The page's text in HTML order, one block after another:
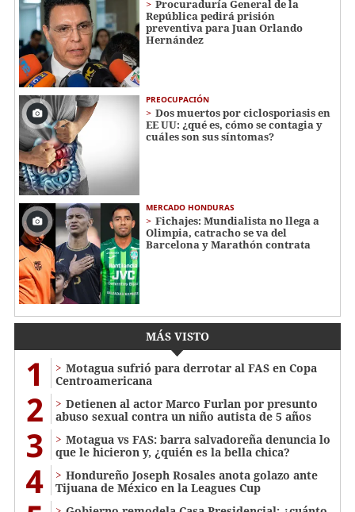
Procuraduría General de la
República pedirá prisión
preventiva para Juan Orlando
Hernández
PREOCUPACIÓN
Dos muertos por ciclosporiasis en
EE UU: ¿qué es, cómo se contagia y
cuáles son sus síntomas?
MERCADO HONDURAS
Fichajes: Mundialista no llega a
Olimpia, catracho se va del
Barcelona y Marathón contrata
MÁS VISTO
1
Motagua sufrió para derrotar al FAS en Copa
Centroamericana
2
Detienen al actor Marco Furlan por presunto
abuso sexual contra un niño autista de 5 años
3
Motagua vs FAS: barra salvadoreña denuncia lo
que le hicieron y, ¿quién es la bella chica?
4
Hondureño Joseph Rosales anota golazo ante
Tijuana de México en la Leagues Cup